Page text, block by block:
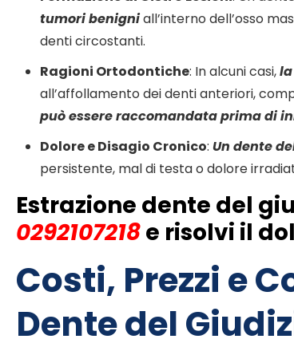
tumori benigniall’interno dell’osso
denti circostanti.
Ragioni Ortodontiche: In alcuni casi,
all’affollamento dei denti anteriori,
può essere raccomandata prima di
Dolore e Disagio Cronico:Un dente
persistente, mal di testa o dolore
Estrazione dente del
0292107218e risolvi il
Costi, Prezzi e
Dente del